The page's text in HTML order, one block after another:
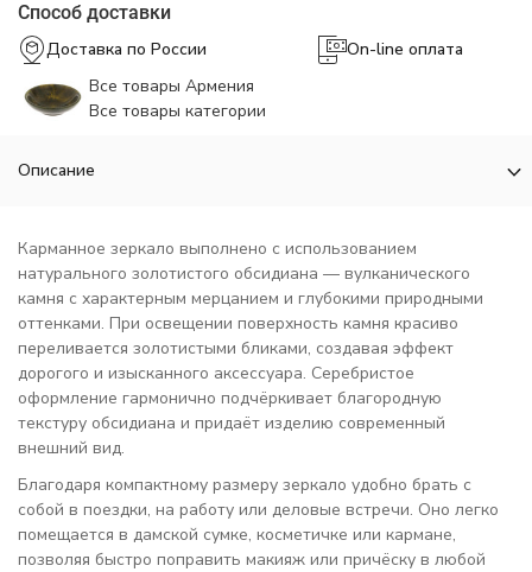
Способ доставки
Доставка по России
On-line оплата
Все товары Армения
Все товары категории
Описание
Карманное зеркало выполнено с использованием
натурального золотистого обсидиана — вулканического
камня с характерным мерцанием и глубокими природными
оттенками. При освещении поверхность камня красиво
переливается золотистыми бликами, создавая эффект
дорогого и изысканного аксессуара. Серебристое
оформление гармонично подчёркивает благородную
текстуру обсидиана и придаёт изделию современный
внешний вид.
Благодаря компактному размеру зеркало удобно брать с
собой в поездки, на работу или деловые встречи. Оно легко
помещается в дамской сумке, косметичке или кармане,
позволяя быстро поправить макияж или причёску в любой